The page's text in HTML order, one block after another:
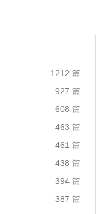
1212 篇
927 篇
608 篇
463 篇
461 篇
438 篇
394 篇
387 篇